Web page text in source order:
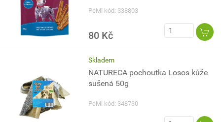
PeMi kód: 338803
80 Kč
Skladem
NATURECA pochoutka Losos kůže
sušená 50g
PeMi kód: 348730